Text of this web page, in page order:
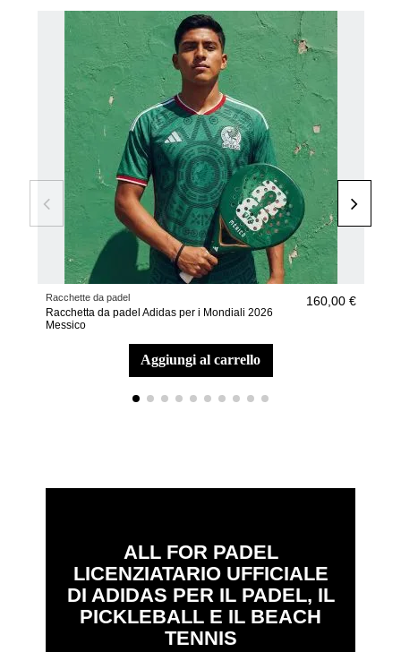
Racchette da padel
Racchetta da padel Adidas per i Mondiali 2026
Messico
160,00 €
aggiungi al carrello
ALL FOR PADEL
LICENZIATARIO UFFICIALE
DI ADIDAS PER IL PADEL, IL
PICKLEBALL E IL BEACH
TENNIS